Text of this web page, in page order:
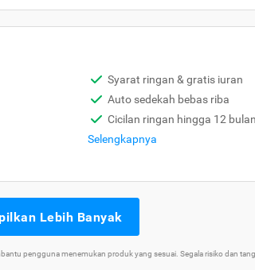
Syarat ringan & gratis iuran
Auto sedekah bebas riba
Cicilan ringan hingga 12 bulan
Selengkapnya
Lebih Banyak
pengguna menemukan produk yang sesuai. Segala risiko dan